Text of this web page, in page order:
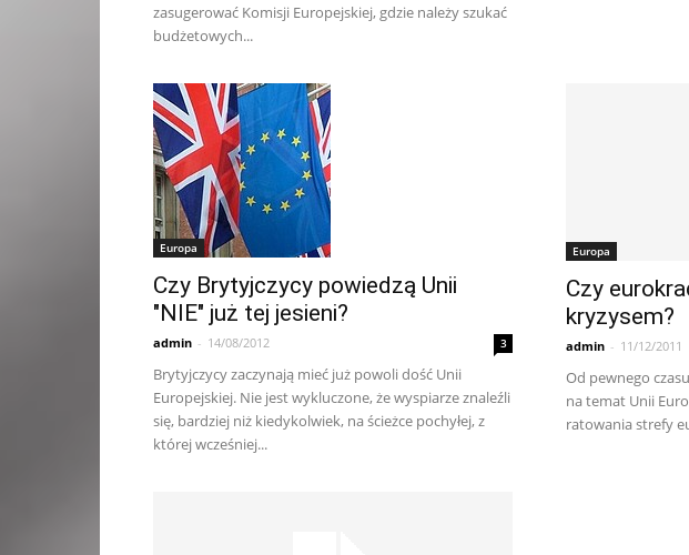
zasugerować Komisji Europejskiej, gdzie należy szukać
budżetowych...
Europa
Czy Brytyjczycy powiedzą Unii
"NIE" już tej jesieni?
admin - 14/08/2012 3
Brytyjczycy zaczynają mieć już powoli dość Unii
Europejskiej. Nie jest wykluczone, że wyspiarze znaleźli
się, bardziej niż kiedykolwiek, na ścieżce pochyłej, z
której wcześniej...
Europa
Czy
kryzysem?
admin - 11/12/2011
Od pewnego
na temat Unii
ratowania strefy